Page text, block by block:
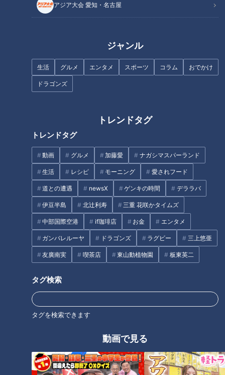
アジア大会 愛知・名古屋
ジャンル
生活 グルメ エンタメ スポーツ コラム おでかけ
ドラゴンズ
トレンドタグ
トレンドタグ
動画 グルメ 加藤愛 ナガシマスパーランド
生活 レシピ モーニング 愛されフード
道との遭遇 newsX ゲンキの時間 デララバ
伊豆半島 北辻利寿 三重 花咲かタイムズ
中部国際空港 if珈琲店 お金 エンタメ
ガンバレルーヤ ドラゴンズ ラグビー 三上悠亜
友廣南実 喫茶店 東山動植物園 板東英二
タグ検索
タグを検索できます
動画で見る
この記事を見たあなたへのおすすめ
今すぐマネできる！つけてみそ
かけてみそレシピ
ーゼ」の店名に顔を赤らめる？
密着270時間！矢場とんの世界
一おいしい食べ方が明らかに！
爆笑問題・太田光「これは知ら
なかった！」
昭和13年創業！だしの香り漂う
高山ラーメン発祥のお店「まさ
ごそば」
ぶし」の美味は東海地方の人が
ン・名古屋めし
期待の選手ランキング！栄えあ
タグ